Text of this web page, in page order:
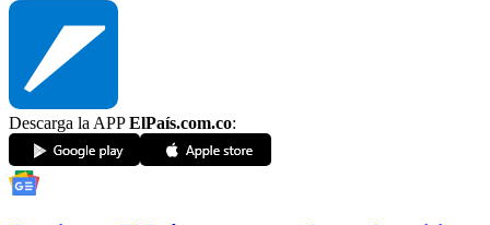
Descarga la APPElPaís.com.co: